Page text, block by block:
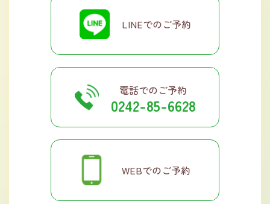
LINEでのご予約
電話でのご予約
0242-85-6628
WEBでのご予約